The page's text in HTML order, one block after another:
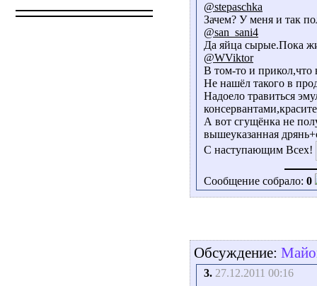
@stepaschka
Зачем? У меня и так
@san_sani4
Да яйца сырые.Пока
@WViktor
В том-то и прикол,что
Не нашёл такого в
Надоело травиться
А вот сгущёнка не
вышеуказанная
С наступающим Всех!
Сообщение собрало: 0
Обсуждение:
3. 27.12.2011 00:16